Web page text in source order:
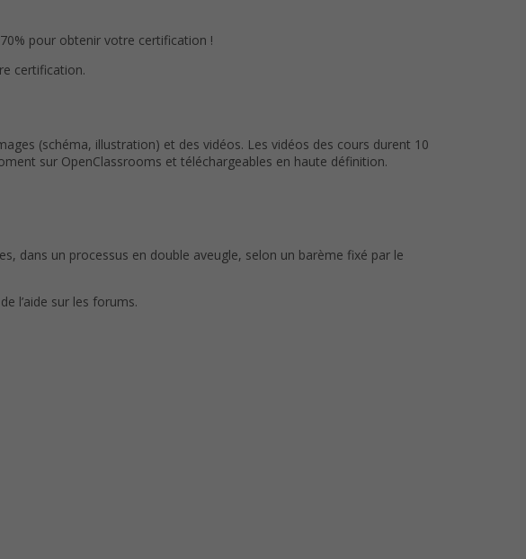
pour obtenir votre certification !
certification.
(schéma, illustration) et des vidéos. Les vidéos des cours durent 10
sur OpenClassrooms et téléchargeables en haute définition.
dans un processus en double aveugle, selon un barème fixé par le
l’aide sur les forums.